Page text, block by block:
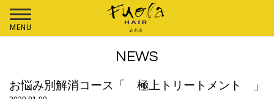
MENU
NEWS
お悩み別解消コース「 極上トリートメント 」